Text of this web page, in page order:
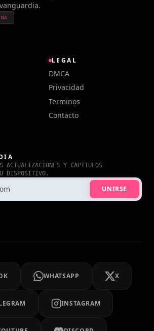
LEGAL
DMCA
Privacidad
Terminos
Contacto
ACTUALIZACIONES Y CAPITULOS
DISPOSITIVO.
UNIRSE
WHATSAPP X
INSTAGRAM